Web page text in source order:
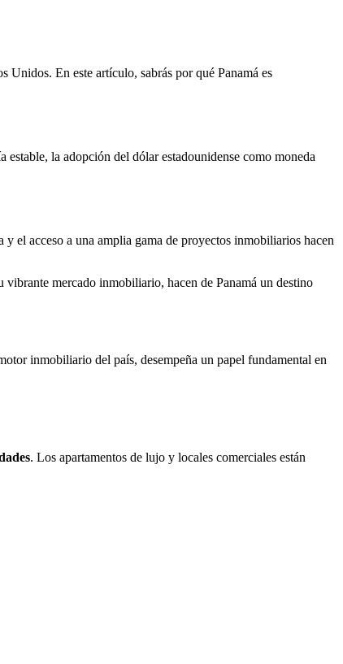
Unidos. En este artículo, sabrás por qué Panamá es
la adopción del dólar estadounidense como moneda
el acceso a una amplia gama de proyectos inmobiliarios hacen
mercado inmobiliario, hacen de Panamá un destino
inmobiliario del país, desempeña un papel fundamental en
. Los apartamentos de lujo y locales comerciales están